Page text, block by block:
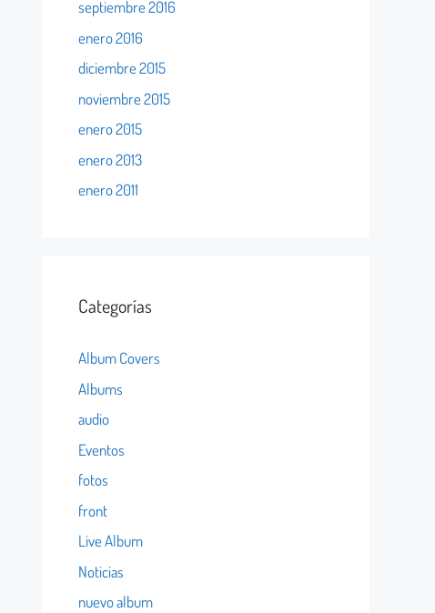
septiembre 2016
enero 2016
diciembre 2015
noviembre 2015
enero 2015
enero 2013
enero 2011
Categorías
Album Covers
Albums
audio
Eventos
fotos
front
Live Album
Noticias
nuevo album